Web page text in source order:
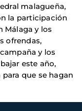
malagueña,
la participación
Málaga y los
ofrendas,
y los
este año,
que se hagan